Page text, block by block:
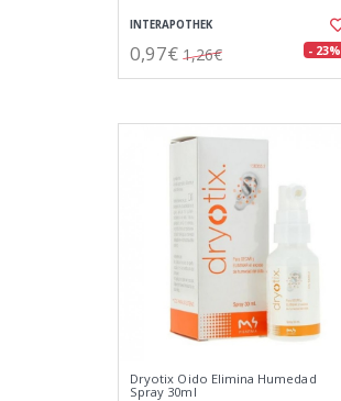
INTERAPOTHEK
0,97€ 1,26€ - 23%
Dryotix Oido Elimina Humedad
Spray 30ml